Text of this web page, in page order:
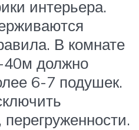
интерьера.
В комнате
должно
6-7 подушек.